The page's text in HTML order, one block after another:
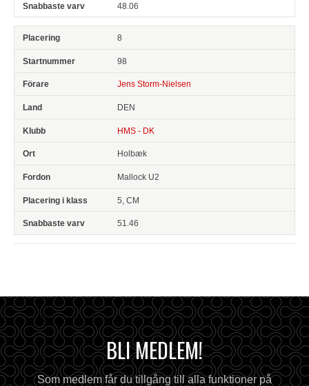
48.06
8
98
Jens Storm-Nielsen
DEN
HMS - DK
Holbæk
Mallock U2
5, CM
51.46
BLI MEDLEM!
Som medlem får du tillgång till alla funktioner på